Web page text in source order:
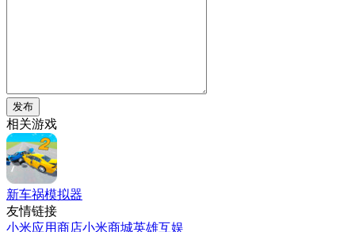
发布
相关游戏
新车祸模拟器
友情链接
小米应用商店小米商城英雄互娱